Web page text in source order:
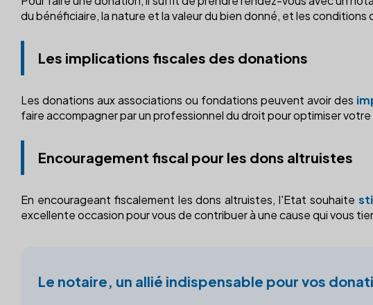
du bénéficiaire, la nature et la valeur du bien donné, et les conditions
Les implications fiscales des donations
Les donations aux associations ou fondations peuvent avoir des
faire accompagner par un professionnel du droit pour optimiser
Encouragement fiscal pour les dons altruistes
En encourageant fiscalement les dons altruistes, l'Etat souhaite
excellente occasion pour vous de contribuer à une cause qui vous
Le notaire, un allié indispensable pour vos